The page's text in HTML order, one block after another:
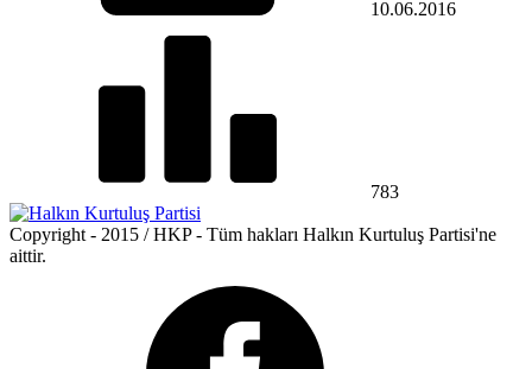
10.06.2016
783
Copyright - 2015 / HKP - Tüm hakları Halkın Kurtuluş Partisi'ne
aittir.